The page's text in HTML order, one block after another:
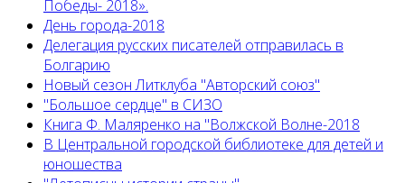
Победы- 2018».
День города-2018
Делегация русских писателей отправилась в
Болгарию
Новый сезон Литклуба "Авторский союз"
"Большое сердце" в СИЗО
Книга Ф. Маляренко на "Волжской Волне-2018
В Центральной городской библиотеке для детей и
юношества